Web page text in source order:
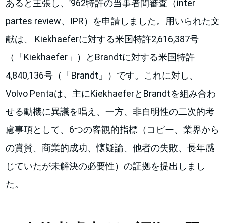
あると主張し、’962特許の当事者間審査（inter
partes review、IPR）を申請しました。用いられた文
献は、 Kiekhaeferに対する米国特許2,616,387号
（「Kiekhaefer」）とBrandtに対する米国特許
4,840,136号（「Brandt」）です。これに対し、
Volvo Pentaは、主にKiekhaeferとBrandtを組み合わ
せる動機に異議を唱え、一方、非自明性の二次的考
慮事項として、6つの客観的指標（コピー、業界から
の賞賛、商業的成功、懐疑論、他者の失敗、長年感
じていたが未解決の必要性）の証拠を提出しまし
た。